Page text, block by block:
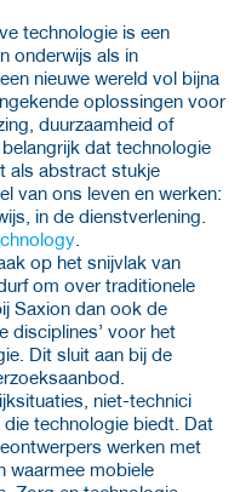
technologie is een
onderwijs als in
nieuwe wereld vol bijna
oplossingen voor
duurzaamheid of
dat technologie
als abstract stukje
van ons leven en werken:
in de dienstverlening.
op het snijvlak van
om over traditionele
Saxion dan ook de
disciplines’ voor het
Dit sluit aan bij de
niet-technici
technologie biedt. Dat
werken met
waarmee mobiele